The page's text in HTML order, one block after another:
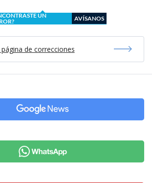
UN
AVÍSANOS
de correcciones